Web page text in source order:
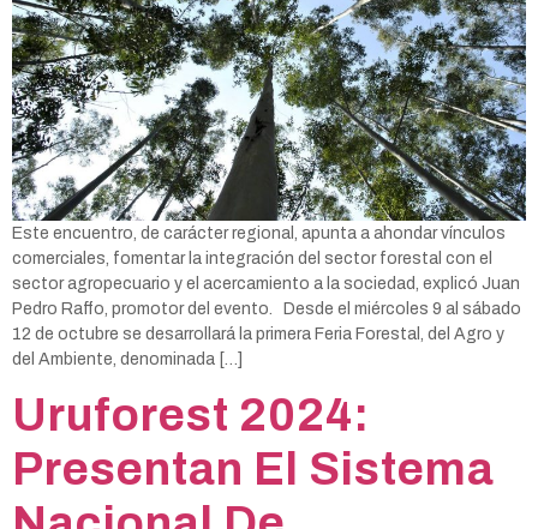
Este encuentro, de carácter regional, apunta a ahondar vínculos
comerciales, fomentar la integración del sector forestal con el
sector agropecuario y el acercamiento a la sociedad, explicó Juan
Pedro Raffo, promotor del evento. Desde el miércoles 9 al sábado
12 de octubre se desarrollará la primera Feria Forestal, del Agro y
del Ambiente, denominada […]
Uruforest 2024:
Presentan El Sistema